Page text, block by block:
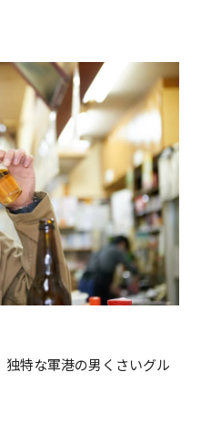
独特な軍港の男くさいグル